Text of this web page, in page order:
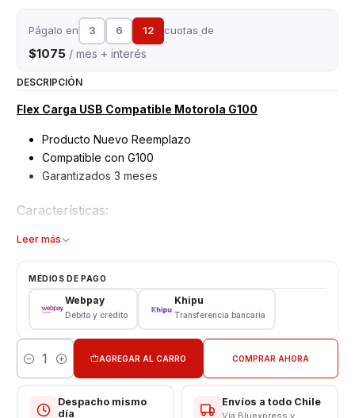
Págalo en 3 6 12 cuotas de
$1075 / mes + interés
DESCRIPCIÓN
Flex Carga USB Compatible Motorola G100
Producto Nuevo Reemplazo
Compatible con G100
Garantizados 3 meses
Características:
Flex carga - Puerto USB
CONSULTE POR INSTALACIÓN EN TIENDA
Leer más
MEDIOS DE PAGO
Webpay
Débito y crédito
Khipu
Transferencia bancaria
Cantidad
AGREGAR AL CARRO COMPRAR AHORA
Despacho mismo
día
Envíos a todo Chile